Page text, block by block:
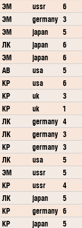
ЭМ
ussr 6
ЭМ
germany 3
ЭМ
japan 5
ЛК
japan 6
ЭМ
japan 6
АВ
usa 5
КР
usa 6
КР
uk 3
КР
uk 1
ЛК
germany 4
ЛК
germany 3
КР
germany 3
ЛК
usa 5
ЭМ
ussr 5
КР
ussr 4
ЛК
japan 5
КР
germany 6
КР
japan 5